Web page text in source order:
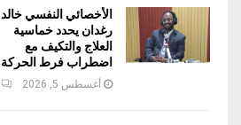
الأخصائي النفسي خالد
رغدان يحدد خماسية
العلاج والتكيف مع
اضطراب فرط الحركة
أغسطس 5, 2026